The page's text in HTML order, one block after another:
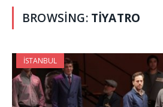
BROWSING: TIYATRO
İSTANBUL